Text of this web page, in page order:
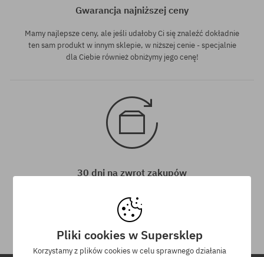
Gwarancja najniższej ceny
Mamy najlepsze ceny, ale jeśli udałoby Ci się znaleźć dokładnie
ten sam produkt w innym sklepie, w niższej cenie - specjalnie
dla Ciebie również obniżymy jego cenę!
30 dni na zwrot zakupów
Na zwrot zakupionych produktów masz 30 dni licząc od daty
otrzymania przesyłki.
Pliki cookies w Supersklep
Korzystamy z plików cookies w celu sprawnego działania